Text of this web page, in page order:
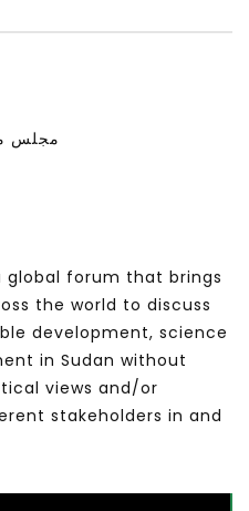
مجلس
global forum that brings
the world to discuss
development, science
in Sudan without
views and/or
stakeholders in and